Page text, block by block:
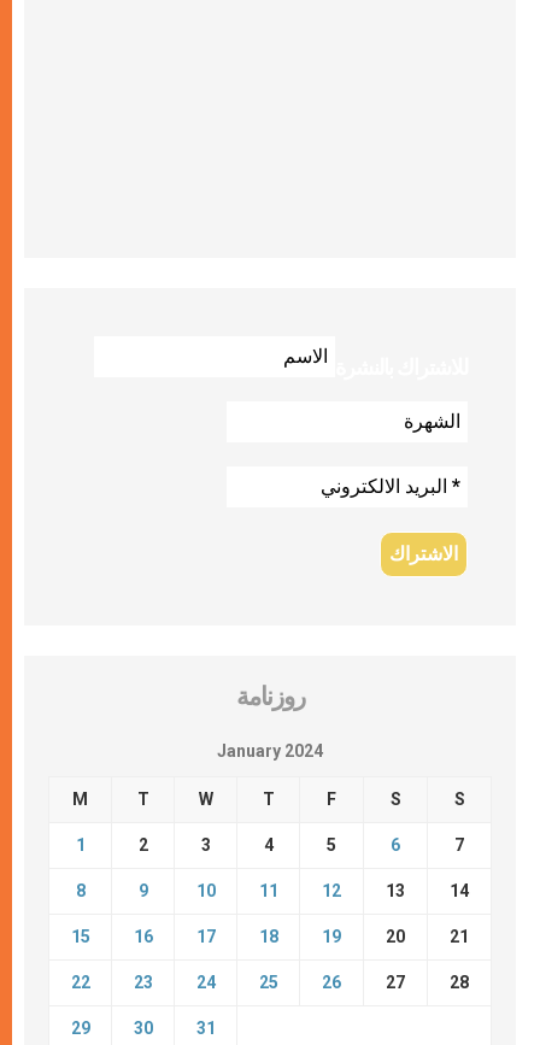
روزنامة
January 2024
M T W T F S S
1 2 3 4 5 6 7
8 9 10 11 12 13 14
15 16 17 18 19 20 21
22 23 24 25 26 27 28
29 30 31